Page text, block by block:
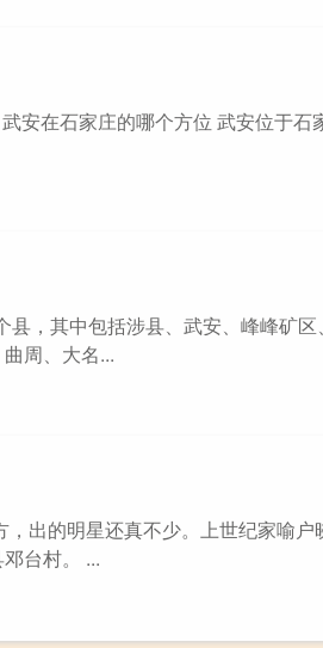
安在石家庄的哪个方位 武安位于石
，其中包括涉县、武安、峰峰矿区
周、大名...
出的明星还真不少。上世纪家喻户
台村。 ...